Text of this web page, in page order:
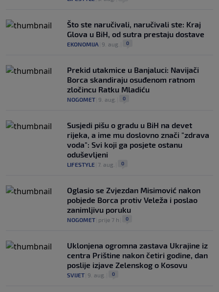
Što ste naručivali, naručivali ste: Kraj
Glova u BiH, od sutra prestaju dostave
EKONOMIJA 9. aug. 0
Prekid utakmice u Banjaluci: Navijači
Borca skandiraju osuđenom ratnom
zločincu Ratku Mladiću
NOGOMET 9. aug. 0
Susjedi pišu o gradu u BiH na devet
rijeka, a ime mu doslovno znači "zdrava
voda": Svi koji ga posjete ostanu
oduševljeni
LIFESTYLE 7. aug. 0
Oglasio se Zvjezdan Misimović nakon
pobjede Borca protiv Veleža i poslao
zanimljivu poruku
NOGOMET prije 7 h 0
Uklonjena ogromna zastava Ukrajine iz
centra Prištine nakon četiri godine, dan
poslije izjave Zelenskog o Kosovu
SVIJET 9. aug. 0